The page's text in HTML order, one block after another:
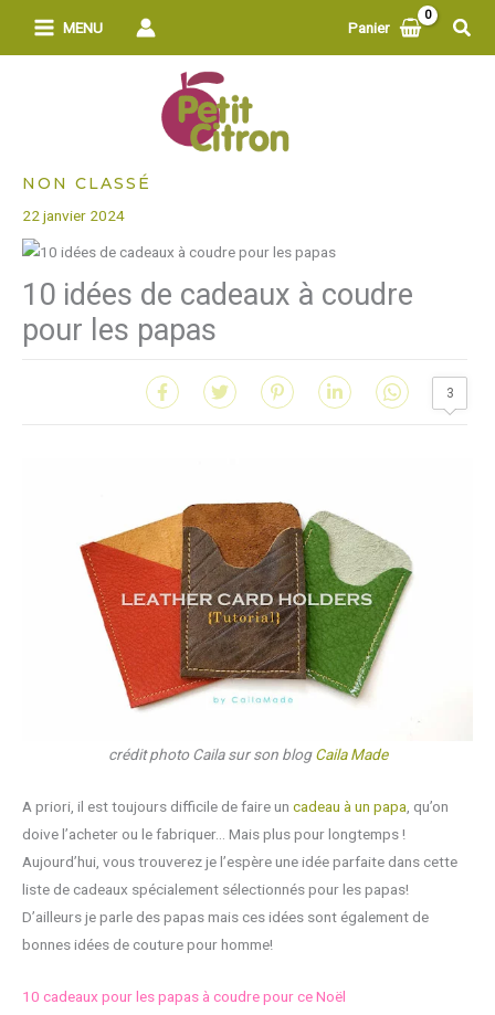
MENU Panier
NON CLASSÉ
22 janvier 2024
10 idées de cadeaux à coudre
pour les papas
3
crédit photo Caila sur son blogCaila Made
A priori, il est toujours difficile de faire un cadeau à un papa, qu’on
doive l’acheter ou le fabriquer… Mais plus pour longtemps !
Aujourd’hui, vous trouverez je l’espère une idée parfaite dans cette
liste de cadeaux spécialement sélectionnés pour les papas!
D’ailleurs je parle des papas mais ces idées sont également de
bonnes idées de couture pour homme!
10 cadeaux pour les papas à coudre pour ce Noël